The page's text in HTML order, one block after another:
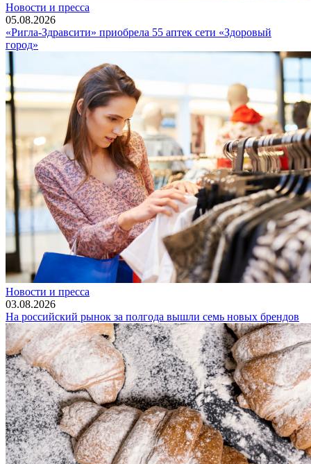
Новости и пресса
05.08.2026
«Ригла-Здравсити» приобрела 55 аптек сети «Здоровый
город»
Новости и пресса
03.08.2026
На российский рынок за полгода вышли семь новых брендов